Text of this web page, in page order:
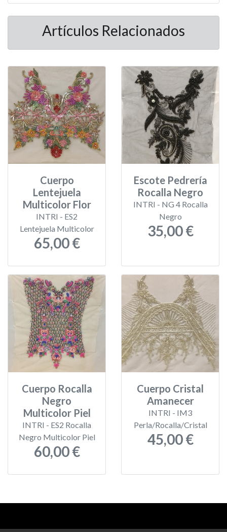
Artículos Relacionados
Cuerpo
Lentejuela
Multicolor Flor
INTRI - ES2
Lentejuela Multicolor
65,00 €
Escote Pedrería
Rocalla Negro
INTRI - NG 4 Rocalla
Negro
35,00 €
Cuerpo Rocalla
Negro
Multicolor Piel
INTRI - ES2 Rocalla
Negro Multicolor Piel
60,00 €
Cuerpo Cristal
Amanecer
INTRI - IM3
Perla/Rocalla/Cristal
45,00 €